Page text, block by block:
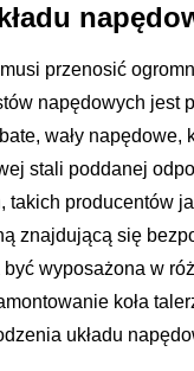
przenosić
napędowych jest
wały
stali poddanej
producentów
znajdującą się
wyposażona w
koła
układu